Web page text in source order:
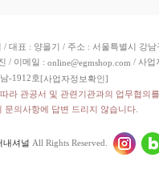
대표 : 양을기 / 주소 : 서울특별시 강
/ 이메일 : online@egmshop.com / 사업
-1912호[사업자정보확인]
라 관공서 및 관련기관과의 업무협의
의사항에 답변 드리지 않습니다.
내셔널 All Rights Reserved.